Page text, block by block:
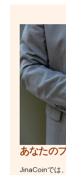
あなたの
JinaCoinでは